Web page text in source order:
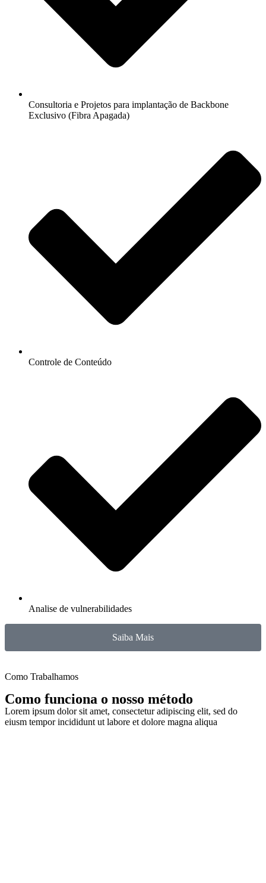
Consultoria e Projetos para implantação de Backbone
Exclusivo (Fibra Apagada)
Controle de Conteúdo
Analise de vulnerabilidades
Saiba Mais
Como Trabalhamos
Como funciona o nosso método
Lorem ipsum dolor sit amet, consectetur adipiscing elit, sed do
eiusm tempor incididunt ut labore et dolore magna aliqua